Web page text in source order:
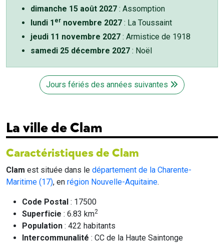
dimanche 15 août 2027 : Assomption
lundi 1 er novembre 2027 : La Toussaint
jeudi 11 novembre 2027 : Armistice de 1918
samedi 25 décembre 2027 : Noël
Jours fériés des années suivantes
La ville de Clam
Caractéristiques de Clam
Clam est située dans le département de la Charente-
Maritime (17), en région Nouvelle-Aquitaine.
Code Postal : 17500
Superficie : 6.83 km2
Population : 422 habitants
Intercommunalité : CC de la Haute Saintonge